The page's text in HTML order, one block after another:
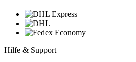
Hilfe & Support